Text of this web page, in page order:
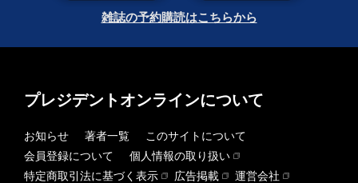
雑誌の予約購読はこちらから
プレジデントオンラインについて
お知らせ 著者一覧
このサイトについて
会員登録について
個人情報の取り扱い
特定商取引法に基づく表示
広告掲載
運営会社